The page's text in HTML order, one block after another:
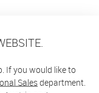
If you would like to
Salesdepartment.